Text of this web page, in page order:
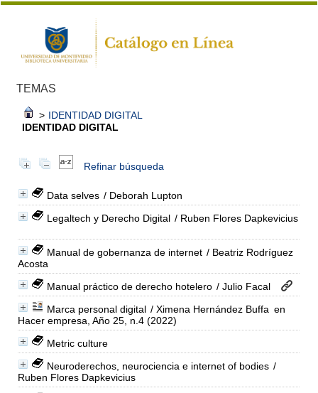
TEMAS
> IDENTIDAD DIGITAL
IDENTIDAD DIGITAL
Refinar búsqueda
Data selves / Deborah Lupton
Legaltech y Derecho Digital / Ruben Flores Dapkevicius
Manual de gobernanza de internet / Beatriz Rodríguez
Acosta
Manual práctico de derecho hotelero / Julio Facal
Marca personal digital / Ximena Hernández Buffa en
Hacer empresa, Año 25, n.4 (2022)
Metric culture
Neuroderechos, neurociencia e internet of bodies /
Ruben Flores Dapkevicius